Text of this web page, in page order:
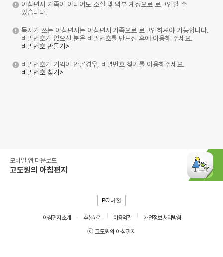
아침편지 가족이 아니어도 소셜 및 외부 계정으로 로그인할 수
있습니다.
독자가 쓰는 아침편지는 아침편지 가족으로 로그인하셔야 가능합니다.
비밀번호가 없으신 분은 비밀번호를 만드신 후에 이용해 주세요.
비밀번호 만들기>
비밀번호가 기억이 안날경우, 비밀번호 찾기를 이용해주세요.
비밀번호 찾기>
모바일 앱 다운로드
고도원의 아침편지
PC 버전
아침편지 소개 추천하기 이용약관
개인정보 처리방침
ⓒ 고도원의 아침편지